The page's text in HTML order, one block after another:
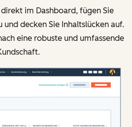
im Dashboard, fügen Sie
und decken Sie Inhaltslücken auf.
eine robuste und umfassende